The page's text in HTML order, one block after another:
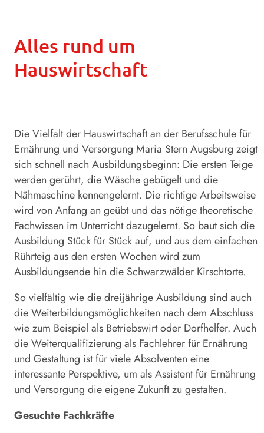
Alles rund um
Hauswirtschaft
Die Vielfalt der Hauswirtschaft an der Berufsschule für
Ernährung und Versorgung Maria Stern Augsburg zeigt
sich schnell nach Ausbildungsbeginn: Die ersten Teige
werden gerührt, die Wäsche gebügelt und die
Nähmaschine kennengelernt. Die richtige Arbeitsweise
wird von Anfang an geübt und das nötige theoretische
Fachwissen im Unterricht dazugelernt. So baut sich die
Ausbildung Stück für Stück auf, und aus dem einfachen
Rührteig aus den ersten Wochen wird zum
Ausbildungsende hin die Schwarzwälder Kirschtorte.
So vielfältig wie die dreijährige Ausbildung sind auch
die Weiterbildungsmöglichkeiten nach dem Abschluss
wie zum Beispiel als Betriebswirt oder Dorfhelfer. Auch
die Weiterqualifizierung als Fachlehrer für Ernährung
und Gestaltung ist für viele Absolventen eine
interessante Perspektive, um als Assis­tent für Ernährung
und Versorgung die eigene Zukunft zu gestalten.
Gesuchte Fachkräfte